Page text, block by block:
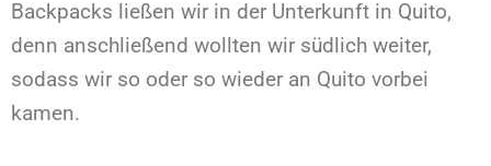
Backpacks ließen wir in der Unterkunft in Quito,
denn anschließend wollten wir südlich weiter,
sodass wir so oder so wieder an Quito vorbei
kamen.